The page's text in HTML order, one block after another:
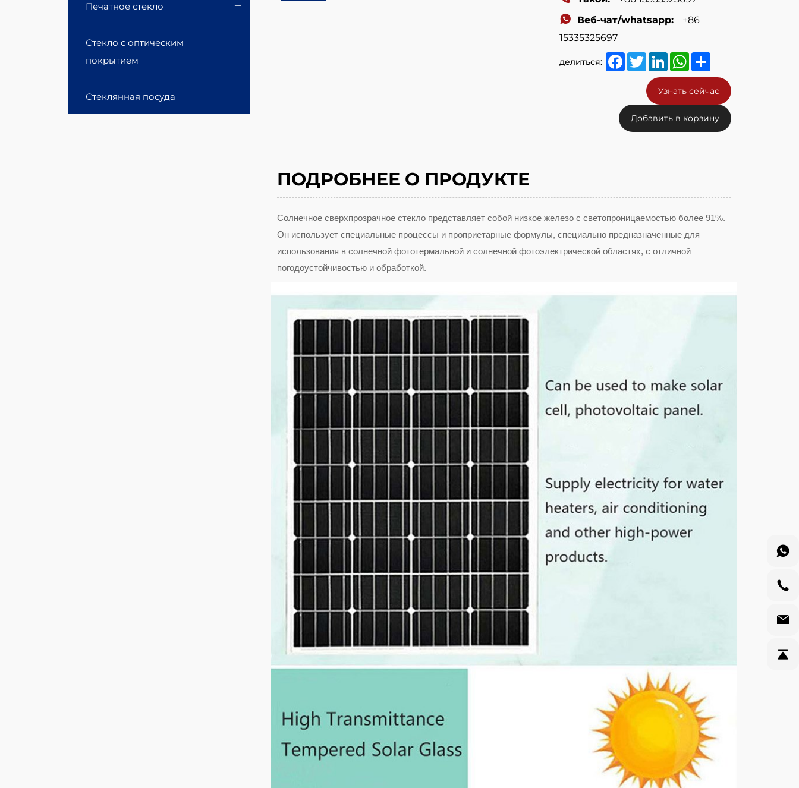
Печатное стекло
Стекло с оптическим
покрытием
Стеклянная посуда
Веб-чат/whatsapp:
+86
15335325697
делиться: Facebook
TwitterLinkedInWhatsApp
Share
Узнать сейчас
Добавить в корзину
ПОДРОБНЕЕ О ПРОДУКТЕ
Солнечное сверхпрозрачное стекло представляет собой низкое железо с светопроницаемостью более 91%.
Он использует специальные процессы и проприетарные формулы, специально предназначенные для
использования в солнечной фототермальной и солнечной фотоэлектрической областях, с отличной
погодоустойчивостью и обработкой.